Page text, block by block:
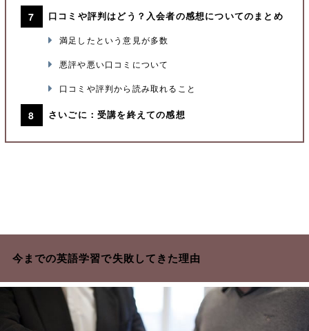
口コミや評判はどう？入会者の感想についてのまとめ
満足したという意見が多数
悪評や悪い口コミについて
口コミや評判から読み取れること
さいごに：受講を終えての感想
今までの英語学習で失敗してきた理由